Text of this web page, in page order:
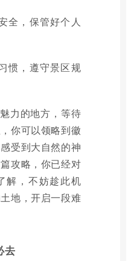
全，保管好个人
惯，遵守景区规
力的地方，等待
你可以领略到徽
受到大自然的神
攻略，你已经对
解，不妨趁此机
地，开启一段难
去